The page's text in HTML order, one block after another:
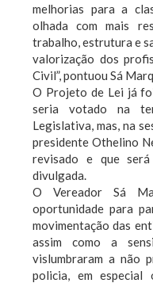
melhorias para a
olhada com mais
trabalho, estrutura e
valorização dos
Civil”, pontuou Sá
O Projeto de Lei já
seria votado na
Legislativa, mas, na
presidente Othelino
revisado e que
divulgada.
O Vereador Sá
oportunidade para
movimentação das
assim como a
vislumbraram a não
policia, em especial